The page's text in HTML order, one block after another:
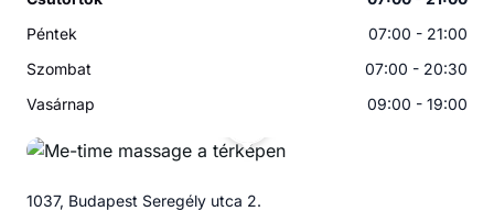
Péntek
07:00 - 21:00
Szombat
07:00 - 20:30
Vasárnap
09:00 - 19:00
1037, Budapest Seregély utca 2.